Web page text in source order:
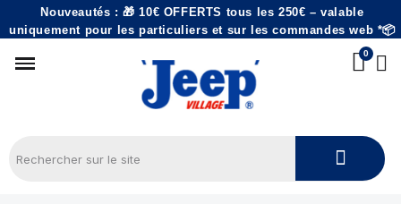
Nouveautés : 🎁 10€ OFFERTS tous les 250€ – valable
uniquement pour les particuliers et sur les commandes web *📦